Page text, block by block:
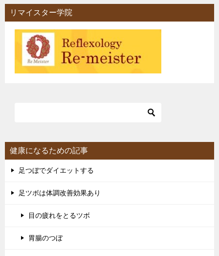
リマイスター学院
健康になるための記事
足つぼでダイエットする
足ツボは体調改善効果あり
目の疲れをとるツボ
胃腸のつぼ